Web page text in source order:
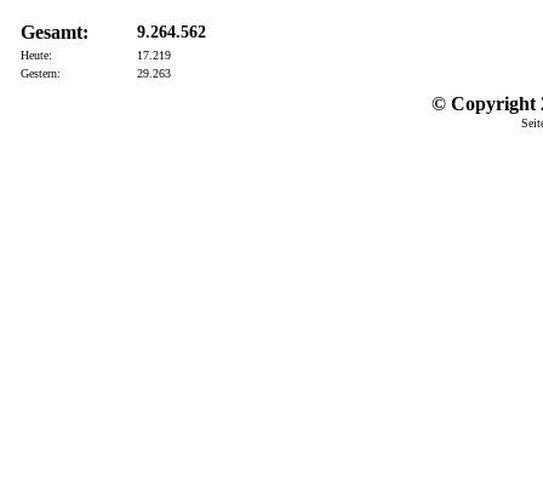
Gesamt: 9.264.562
Heute:
17.219
Gestern:
29.263
© Copyright